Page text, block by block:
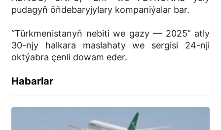
pudagyň öňdebaryjylary kompaniýalar bar.
“Türkmenistanyň nebiti we gazy — 2025” atly
30-njy halkara maslahaty we sergisi 24-nji
oktýabra çenli dowam eder.
Habarlar